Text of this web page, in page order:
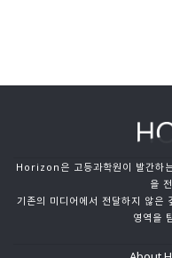
Horizon은 고등과학원이 발간하
을
기존의 미디어에서 전달하지 않은
영역을